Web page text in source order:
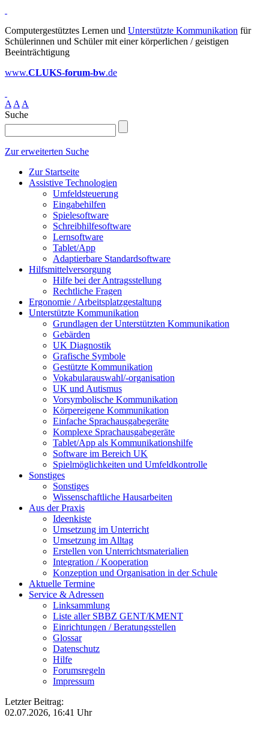
Computergestütztes Lernen und Unterstützte Kommunikation für
Schülerinnen und Schüler mit einer körperlichen / geistigen
Beeinträchtigung
www.CLUKS-forum-bw.de
A A A
Suche
Zur erweiterten Suche
Zur Startseite
Assistive Technologien
Umfeldsteuerung
Eingabehilfen
Spielesoftware
Schreibhilfesoftware
Lernsoftware
Tablet/App
Adaptierbare Standardsoftware
Hilfsmittelversorgung
Hilfe bei der Antragsstellung
Rechtliche Fragen
Ergonomie / Arbeitsplatzgestaltung
Unterstützte Kommunikation
Grundlagen der Unterstützten Kommunikation
Gebärden
UK Diagnostik
Grafische Symbole
Gestützte Kommunikation
Vokabularauswahl/-organisation
UK und Autismus
Vorsymbolische Kommunikation
Körpereigene Kommunikation
Einfache Sprachausgabegeräte
Komplexe Sprachausgabegeräte
Tablet/App als Kommunikationshilfe
Software im Bereich UK
Spielmöglichkeiten und Umfeldkontrolle
Sonstiges
Sonstiges
Wissenschaftliche Hausarbeiten
Aus der Praxis
Ideenkiste
Umsetzung im Unterricht
Umsetzung im Alltag
Erstellen von Unterrichtsmaterialien
Integration / Kooperation
Konzeption und Organisation in der Schule
Aktuelle Termine
Service & Adressen
Linksammlung
Liste aller SBBZ GENT/KMENT
Einrichtungen / Beratungsstellen
Glossar
Datenschutz
Hilfe
Forumsregeln
Impressum
Letzter Beitrag:
02.07.2026, 16:41 Uhr